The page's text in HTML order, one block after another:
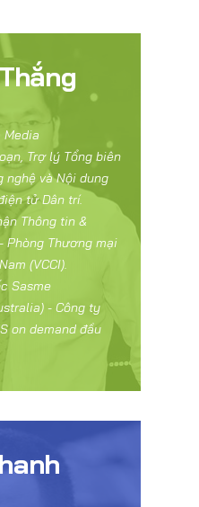
Media
Trợ lý Tổng biên
nghệ và Nội dung
tử Dân trí.
Thông tin &
Thương mại
(VCCI).
Sasme
- Công ty
on demand đầu